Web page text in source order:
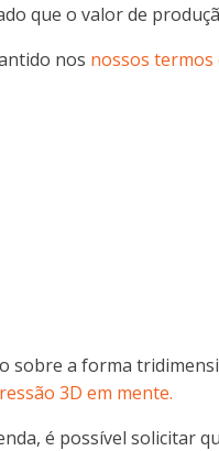
que o valor de
nos nossos termos
sobre a forma
3D em mente.
é possível solicitar